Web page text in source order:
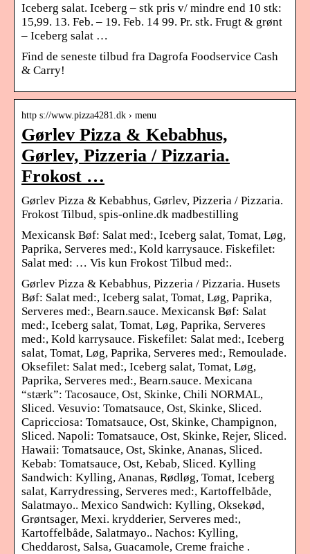
Iceberg salat. Iceberg – stk pris v/ mindre end 10 stk:
15,99. 13. Feb. – 19. Feb. 14 99. Pr. stk. Frugt & grønt
– Iceberg salat …
Find de seneste tilbud fra Dagrofa Foodservice Cash
& Carry!
http s://www.pizza4281.dk › menu
Gørlev Pizza & Kebabhus,
Gørlev, Pizzeria / Pizzaria.
Frokost …
Gørlev Pizza & Kebabhus, Gørlev, Pizzeria / Pizzaria.
Frokost Tilbud, spis-online.dk madbestilling
Mexicansk Bøf: Salat med:, Iceberg salat, Tomat, Løg,
Paprika, Serveres med:, Kold karrysauce. Fiskefilet:
Salat med: … Vis kun Frokost Tilbud med:.
Gørlev Pizza & Kebabhus, Pizzeria / Pizzaria. Husets
Bøf: Salat med:, Iceberg salat, Tomat, Løg, Paprika,
Serveres med:, Bearn.sauce. Mexicansk Bøf: Salat
med:, Iceberg salat, Tomat, Løg, Paprika, Serveres
med:, Kold karrysauce. Fiskefilet: Salat med:, Iceberg
salat, Tomat, Løg, Paprika, Serveres med:, Remoulade.
Oksefilet: Salat med:, Iceberg salat, Tomat, Løg,
Paprika, Serveres med:, Bearn.sauce. Mexicana
“stærk”: Tacosauce, Ost, Skinke, Chili NORMAL,
Sliced. Vesuvio: Tomatsauce, Ost, Skinke, Sliced.
Capricciosa: Tomatsauce, Ost, Skinke, Champignon,
Sliced. Napoli: Tomatsauce, Ost, Skinke, Rejer, Sliced.
Hawaii: Tomatsauce, Ost, Skinke, Ananas, Sliced.
Kebab: Tomatsauce, Ost, Kebab, Sliced. Kylling
Sandwich: Kylling, Ananas, Rødløg, Tomat, Iceberg
salat, Karrydressing, Serveres med:, Kartoffelbåde,
Salatmayo.. Mexico Sandwich: Kylling, Oksekød,
Grøntsager, Mexi. krydderier, Serveres med:,
Kartoffelbåde, Salatmayo.. Nachos: Kylling,
Cheddarost, Salsa, Guacamole, Creme fraiche .